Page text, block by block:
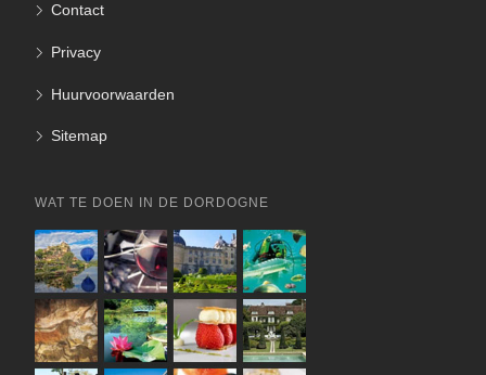
Contact
Privacy
Huurvoorwaarden
Sitemap
WAT TE DOEN IN DE DORDOGNE